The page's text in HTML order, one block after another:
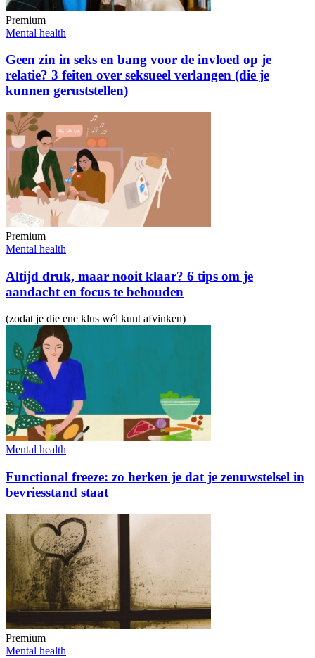
Premium
Mental health
Geen zin in seks en bang voor de invloed op je
relatie? 3 feiten over seksueel verlangen (die je
kunnen geruststellen)
Premium
Mental health
Altijd druk, maar nooit klaar? 6 tips om je
aandacht en focus te behouden
(zodat je die ene klus wél kunt afvinken)
Mental health
Functional freeze: zo herken je dat je zenuwstelsel in
bevriesstand staat
Premium
Mental health